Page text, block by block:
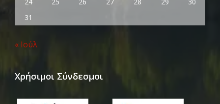
31
« Ιούλ
Χρήσιμοι Σύνδεσμοι